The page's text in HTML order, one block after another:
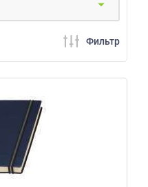
Фильтр